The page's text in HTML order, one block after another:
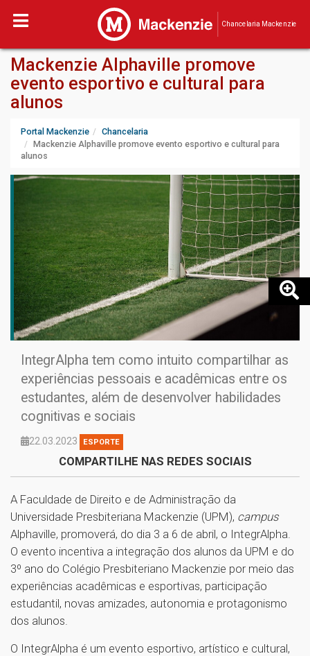
Chancelaria Mackenzie
Mackenzie Alphaville promove
evento esportivo e cultural para
alunos
Portal Mackenzie
Chancelaria
Mackenzie Alphaville promove evento esportivo e cultural para
alunos
IntegrAlpha tem como intuito compartilhar as
experiências pessoais e acadêmicas entre os
estudantes, além de desenvolver habilidades
cognitivas e sociais
22.03.2023 ESPORTE
COMPARTILHE NAS REDES SOCIAIS
A Faculdade de Direito e de Administração da
Universidade Presbiteriana Mackenzie (UPM), campus
Alphaville, promoverá, do dia 3 a 6 de abril, o IntegrAlpha.
O evento incentiva a integração dos alunos da UPM e do
3º ano do Colégio Presbiteriano Mackenzie por meio das
experiências acadêmicas e esportivas, participação
estudantil, novas amizades, autonomia e protagonismo
dos alunos.
O IntegrAlpha é um evento esportivo, artístico e cultural,